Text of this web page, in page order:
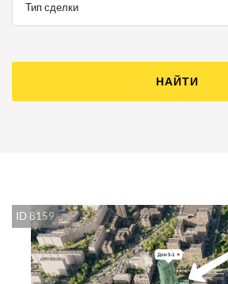
Тип сделки
НАЙТИ
ID 8159